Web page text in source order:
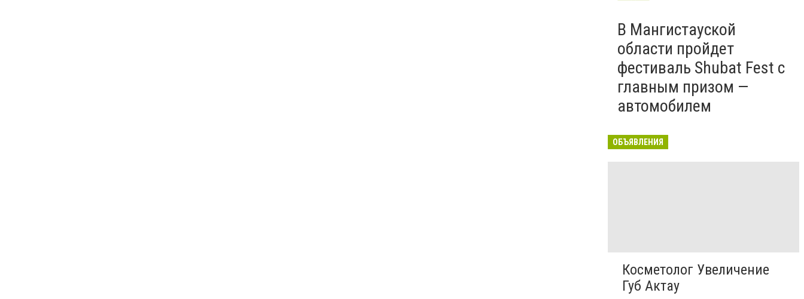
В Мангистауской
области пройдет
фестиваль Shubat Fest с
главным призом —
автомобилем
ОБЪЯВЛЕНИЯ
Косметолог Увеличение
Губ Актау